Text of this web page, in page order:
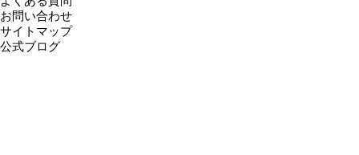
お問い合わせ
サイトマップ
公式ブログ